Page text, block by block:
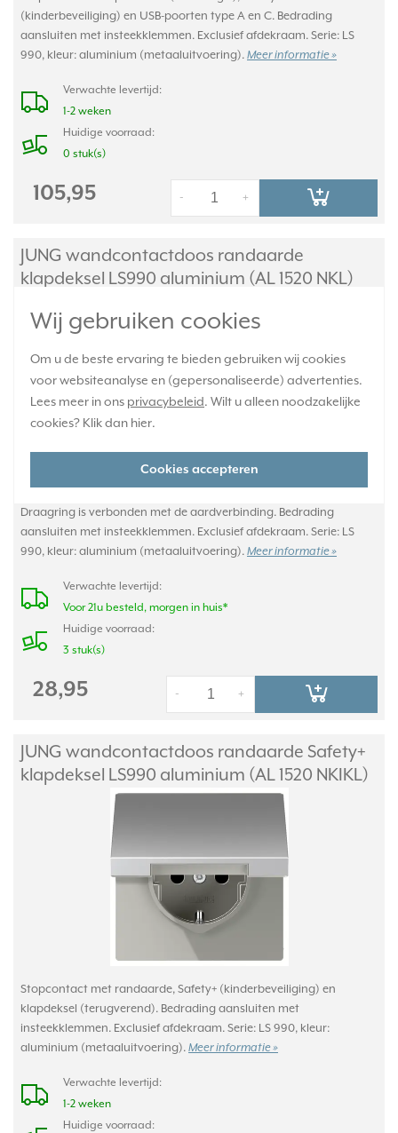
Wij gebruiken cookies
Om u de beste ervaring te bieden gebruiken wij cookies
voor websiteanalyse en (gepersonaliseerde) advertenties.
Lees meer in ons privacybeleid. Wilt u alleen noodzakelijke
cookies? Klik dan hier.
Cookies accepteren
(kinderbeveiliging) en USB-poorten type A en C. Bedrading
aansluiten met insteekklemmen. Exclusief afdekraam. Serie: LS
990, kleur: aluminium (metaaluitvoering). Meer informatie »
Verwachte levertijd:
1-2 weken
Huidige voorraad:
0 stuk(s)
105,95 +
-
JUNG wandcontactdoos randaarde
klapdeksel LS990 aluminium (AL 1520 NKL)
Draagring is verbonden met de aardverbinding. Bedrading
aansluiten met insteekklemmen. Exclusief afdekraam. Serie: LS
990, kleur: aluminium (metaaluitvoering). Meer informatie »
Verwachte levertijd:
Voor 21u besteld, morgen in huis*
Huidige voorraad:
3 stuk(s)
28,95 +
-
JUNG wandcontactdoos randaarde Safety+
klapdeksel LS990 aluminium (AL 1520 NKIKL)
Stopcontact met randaarde, Safety+ (kinderbeveiliging) en
klapdeksel (terugverend). Bedrading aansluiten met
insteekklemmen. Exclusief afdekraam. Serie: LS 990, kleur:
aluminium (metaaluitvoering). Meer informatie »
Verwachte levertijd:
1-2 weken
Huidige voorraad: